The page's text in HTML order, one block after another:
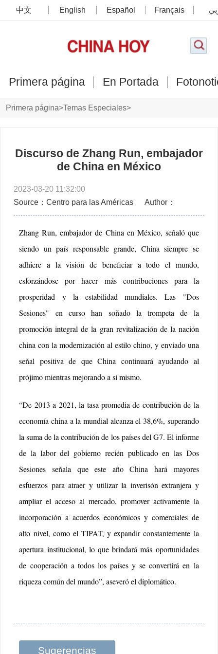
中文 English Español Français
Primera página En Portada
Primera página>Temas Especiales>
Perfiles y opiniones de los invitados
Discurso de Zhang Run, embajador
de China en México
2023-03-20 11:32:00
Source：Centro para las Américas
Author：
Zhang Run, embajador de China en México, señaló que
siendo un país responsable grande, China siempre se
adhiere a la visión de beneficiar a todo el mundo,
esforzándose por hacer más contribuciones para la
prosperidad y la estabilidad mundiales. Las "Dos
Sesiones" en curso han soñado la trompeta de la
promoción integral de la gran revitalización de la nación
china con la modernización al estilo chino, y enviado una
señal positiva de que China continuará ayudando al
prójimo mientras mejorando a sí mismo.
“De 2013 a 2021, la tasa promedia de contribución de la
economía china a la mundial alcanza el 38,6%, superando
la suma de la contribución de los países del G7. El informe
de la labor del gobierno recién publicado en las Dos
Sesiones señala que este año China hará mayores
esfuerzos para atraer y utilizar la inverisón extranjera y
ampliar el acceso al mercado, promover activamente la
incorporación a acuerdos económicos y comerciales de
alto nivel, como el TIPAT, y expandir constantemente la
apertura institucional, lo que brindará más oportunidades
de cooperación a todos los países y se convertirá en la
riqueza común del mundo”, aseveró el diplomático.
Sugerencias